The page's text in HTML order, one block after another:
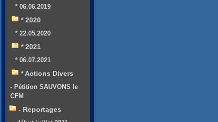
* 06.06.2019
* 2020
* 22.05.2020
* 2021
* 06.07.2021
* Actions Divers
- Pétition SAUVONS le
CFM
- Reportages